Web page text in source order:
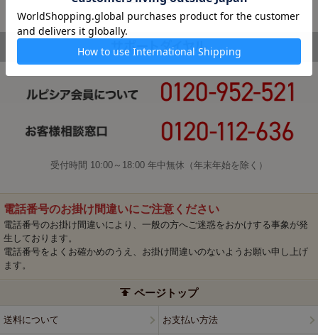
受付時間 10:00～18:00 年中無休（年末年始を除く）
電話番号のお掛け間違いにご注意ください
電話番号のお掛け間違いにより、一般の方へご迷惑をおかけする事象が発
生しております。
電話番号をよくお確かめのうえ、お掛け間違いのないようお願い申し上げ
ます。
ページトップ
送料について お支払い方法